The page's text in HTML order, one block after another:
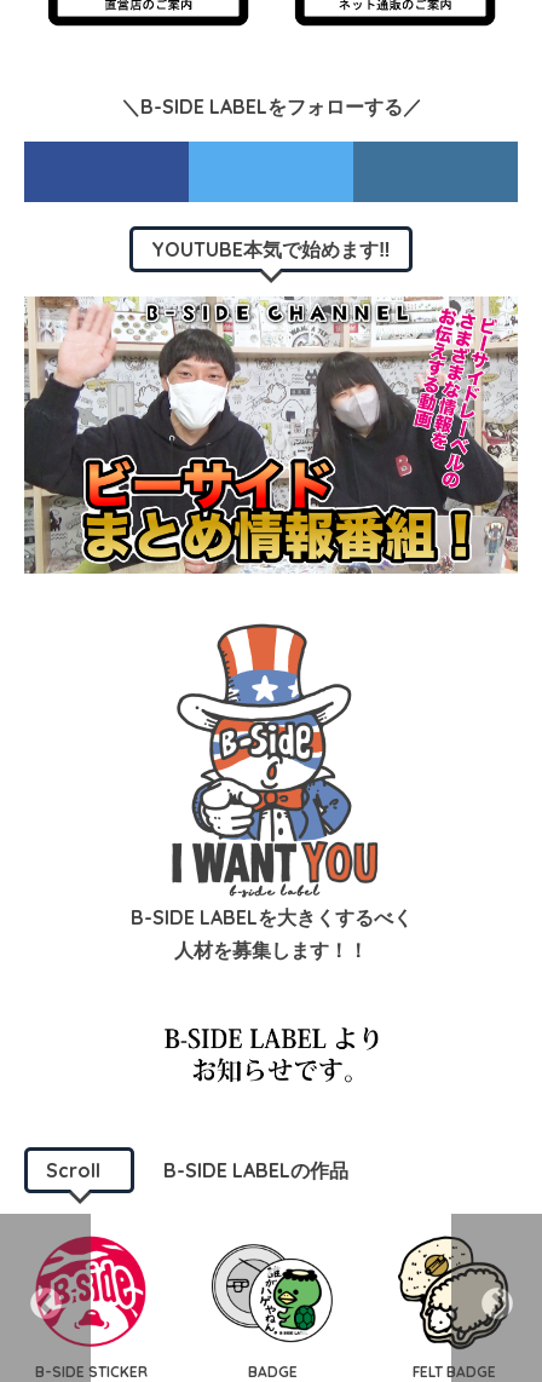
＼B-SIDE LABELをフォローする／
YOUTUBE本気で始めます‼︎
B-SIDE LABELを大きくするべく
人材を募集します！！
Scroll B-SIDE LABELの作品
B-SIDE STICKER BADGE FELT BADGE